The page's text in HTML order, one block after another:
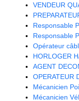
VENDEUR
Responsable
Responsable
Opérateur
HORLOGER
AGENT
OPERATEUR
Mécanicien
Mécanicien